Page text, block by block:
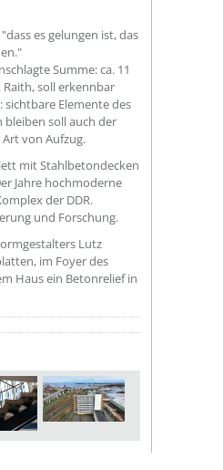
es gelungen ist, das
Summe: ca. 11
soll erkennbar
sichtbare Elemente des
bleiben soll auch der
von Aufzug.
mit Stahlbetondecken
Jahre hochmoderne
der DDR.
und Forschung.
Lutz
im Foyer des
Haus ein Betonrelief in